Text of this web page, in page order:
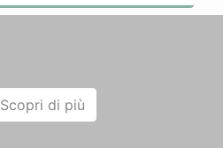
Scopri di più